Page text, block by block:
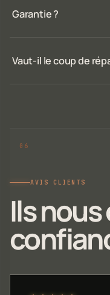
Garantie ?
Vaut-il le coup de
AVIS CLIENTS
Ils